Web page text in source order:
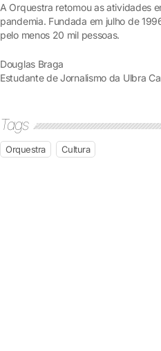
A Orquestra retomou as atividades
pandemia. Fundada em julho de
pelo menos 20 mil pessoas.
Douglas Braga
Estudante de Jornalismo da Ulbra
Tags
Orquestra Cultura